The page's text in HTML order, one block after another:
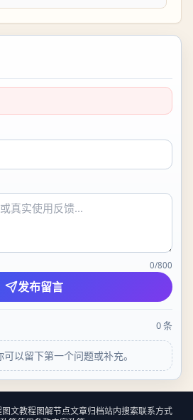
0/800
发布留言
0条
以留下第一个问题或补充。
图文教程图解节点文章归档站内搜索联系方式